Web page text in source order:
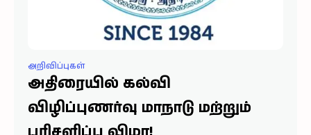
அறிவிப்புகள்
அதிரையில் கல்வி
விழிப்புணர்வு மாநாடு மற்றும்